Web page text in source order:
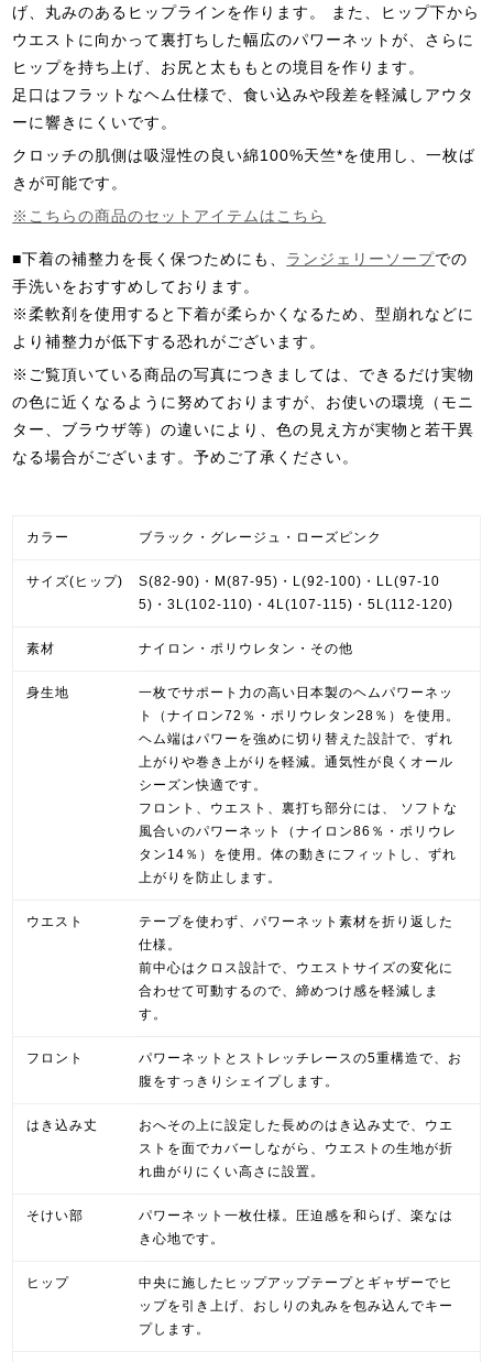
げ、丸みのあるヒップラインを作ります。 また、ヒップ下から
ウエストに向かって裏打ちした幅広のパワーネットが、さらに
ヒップを持ち上げ、お尻と太ももとの境目を作ります。
足口はフラットなヘム仕様で、食い込みや段差を軽減しアウタ
ーに響きにくいです。
クロッチの肌側は吸湿性の良い綿100%天竺*を使用し、一枚ば
きが可能です。
※こちらの商品のセットアイテムはこちら
■下着の補整力を長く保つためにも、 ランジェリーソープでの
手洗いをおすすめしております。
※柔軟剤を使用すると下着が柔らかくなるため、型崩れなどに
より補整力が低下する恐れがございます。
※ご覧頂いている商品の写真につきましては、できるだけ実物
の色に近くなるように努めておりますが、お使いの環境（モニ
ター、ブラウザ等）の違いにより、色の見え方が実物と若干異
なる場合がございます。予めご了承ください。
カラー ブラック・グレージュ・ローズピンク
サイズ(ヒップ)
S(82-90)・M(87-95)・L(92-100)・LL(97-10
5)・3L(102-110)・4L(107-115)・5L(112-120)
素材 ナイロン・ポリウレタン・その他
身生地
一枚でサポート力の高い日本製のヘムパワーネッ
ト（ナイロン72％・ポリウレタン28％）を使用。
ヘム端はパワーを強めに切り替えた設計で、ずれ
上がりや巻き上がりを軽減。通気性が良くオール
シーズン快適です。
フロント、ウエスト、裏打ち部分には、 ソフトな
風合いのパワーネット（ナイロン86％・ポリウレ
タン14％）を使用。体の動きにフィットし、ずれ
上がりを防止します。
ウエスト
テープを使わず、パワーネット素材を折り返した
仕様。
前中心はクロス設計で、ウエストサイズの変化に
合わせて可動するので、締めつけ感を軽減しま
す。
フロント
パワーネットとストレッチレースの5重構造で、お
腹をすっきりシェイプします。
はき込み丈
おへその上に設定した長めのはき込み丈で、ウエ
ストを面でカバーしながら、ウエストの生地が折
れ曲がりにくい高さに設置。
そけい部
パワーネット一枚仕様。圧迫感を和らげ、楽なは
き心地です。
ヒップ
中央に施したヒップアップテープとギャザーでヒ
ップを引き上げ、おしりの丸みを包み込んでキー
プします。